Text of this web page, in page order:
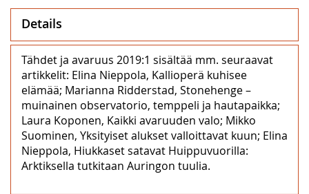
Details
Tähdet ja avaruus 2019:1 sisältää mm. seuraavat
artikkelit: Elina Nieppola, Kallioperä kuhisee
elämää; Marianna Ridderstad, Stonehenge –
muinainen observatorio, temppeli ja hautapaikka;
Laura Koponen, Kaikki avaruuden valo; Mikko
Suominen, Yksityiset alukset valloittavat kuun; Elina
Nieppola, Hiukkaset satavat Huippuvuorilla:
Arktiksella tutkitaan Auringon tuulia.